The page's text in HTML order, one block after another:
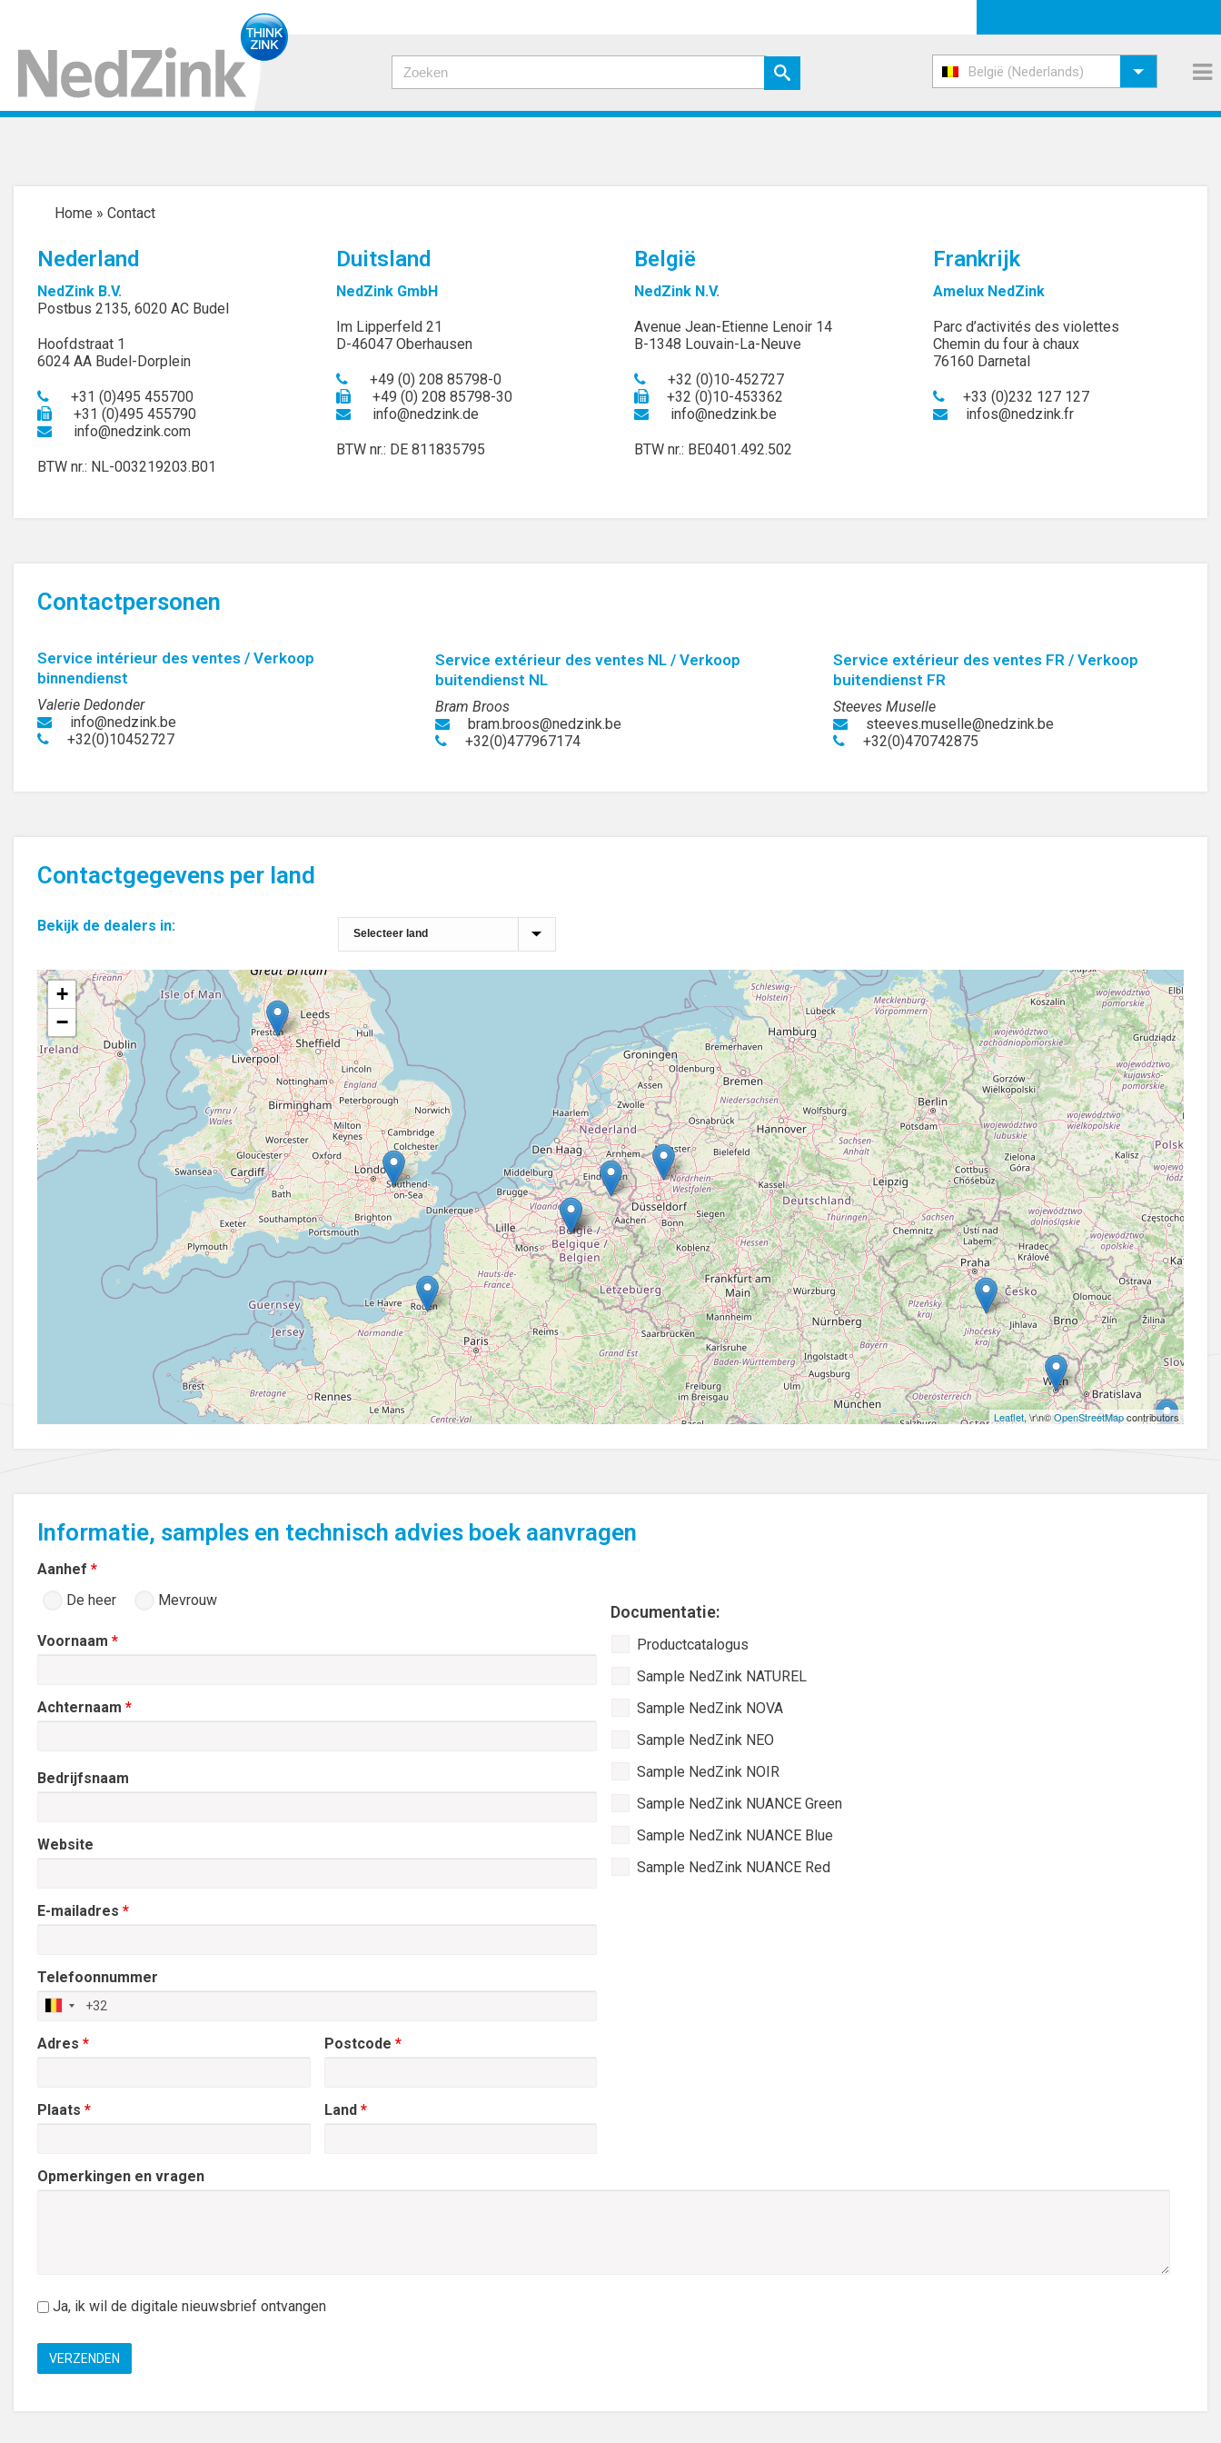
België (Nederlands)
Home » Contact
Nederland
NedZink B.V.
Postbus 2135, 6020 AC Budel
Hoofdstraat 1
6024 AA Budel-Dorplein
+31 (0)495 455700
+31 (0)495 455790
info@nedzink.com
BTW nr.: NL-003219203.B01
Duitsland
NedZink GmbH
Im Lipperfeld 21
D-46047 Oberhausen
+49 (0) 208 85798-0
+49 (0) 208 85798-30
info@nedzink.de
BTW nr.: DE 811835795
België
NedZink N.V.
Avenue Jean-Etienne Lenoir 14
B-1348 Louvain-La-Neuve
+32 (0)10-452727
+32 (0)10-453362
info@nedzink.be
BTW nr.: BE0401.492.502
Frankrijk
Amelux NedZink
Parc d’activités des violettes
Chemin du four à chaux
76160 Darnetal
+33 (0)232 127 127
infos@nedzink.fr
Contactpersonen
Service intérieur des ventes / Verkoop
binnendienst
Valerie Dedonder
info@nedzink.be
+32(0)10452727
Service extérieur des ventes NL / Verkoop
buitendienst NL
Bram Broos
bram.broos@nedzink.be
+32(0)477967174
Service extérieur des ventes FR / Verkoop
buitendienst FR
Steeves Muselle
steeves.muselle@nedzink.be
+32(0)470742875
Contactgegevens per land
Bekijk de dealers in:
+
−
Leaflet, \r\n©OpenStreetMapcontributors
Informatie, samples en technisch advies boek aanvragen
Aanhef*
De heer
Mevrouw
Voornaam*
Achternaam*
Bedrijfsnaam
Website
E-mailadres*
Telefoonnummer
Documentatie:
Waarmee
Productcatalogus
Sample NedZink NATUREL
Sample NedZink NOVA
Sample NedZink NEO
Sample NedZink NOIR
Sample NedZink NUANCE Green
Sample NedZink NUANCE Blue
Sample NedZink NUANCE Red
Adres*
Plaats*
Postcode *
Land *
Opmerkingen en vragen
nieuwsbrief
Ja, ik wil de digitale nieuwsbrief ontvangen